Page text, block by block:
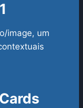
image, um